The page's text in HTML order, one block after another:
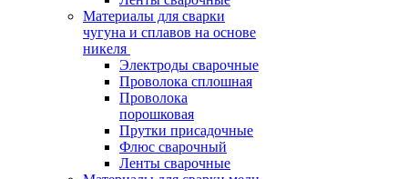
Материалы для сварки
чугуна и сплавов на основе
никеля
Электроды сварочные
Проволока сплошная
Проволока
порошковая
Прутки присадочные
Флюс сварочный
Ленты сварочные